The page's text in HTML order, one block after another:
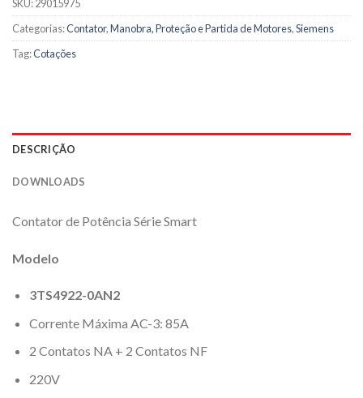
SKU:29015975
Categorias:Contator,Manobra, Proteção e Partida de Motores,Siemens
Tag:Cotações
DESCRIÇÃO
DOWNLOADS
Contator de Potência Série Smart
Modelo
3TS4922-0AN2
Corrente Máxima AC-3: 85A
2 Contatos NA + 2 Contatos NF
220V